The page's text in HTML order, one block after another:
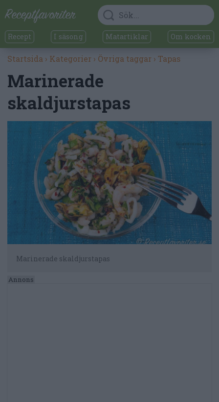
Recept I säsong Matartiklar Om kocken
Startsida › Kategorier › Övriga taggar › Tapas
Marinerade
skaldjurstapas
Marinerade skaldjurstapas